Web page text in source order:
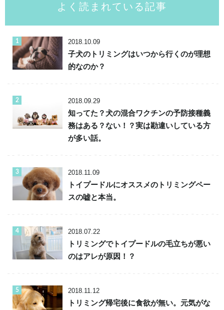
よく読まれている記事
2018.10.09
子犬のトリミングはいつから行くのが理想
的なのか？
2018.09.29
知ってた？犬の混合ワクチンの予防接種義
務はある？ない！？実は勘違いしている方
が多い話。
2018.11.09
トイプードルにオススメのトリミングペー
スの嘘と本当。
2018.07.22
トリミングでトイプードルの毛立ちが悪い
のはアレが原因！？
2018.11.12
トリミング帰宅後に食欲が無い。元気がな